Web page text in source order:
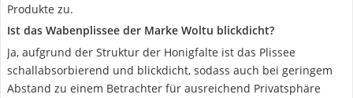
Produkte zu.
Ist das Wabenplissee der Marke Woltu blickdicht?
Ja, aufgrund der Struktur der Honigfalte ist das Plissee
schallabsorbierend und blickdicht, sodass auch bei geringem
Abstand zu einem Betrachter für ausreichend Privatsphäre